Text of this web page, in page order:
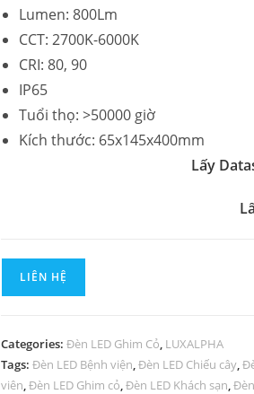
Lumen: 800Lm
CCT: 2700K-6000K
CRI: 80, 90
IP65
Tuổi thọ: >50000 giờ
Kích thước: 65x145x400mm
Lấy
LIÊN HỆ
Categories:Đèn LED Ghim Cỏ, LUXALPHA
Tags:Đèn LED Bệnh viện,Đèn LED Chiếu cây,
viên,Đèn LED Ghim cỏ,Đèn LED Khách sạn,